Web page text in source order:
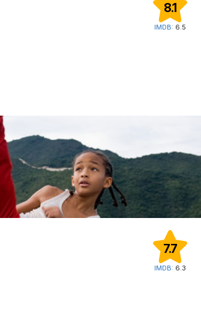
8.1
IMDB: 6.5
7.7
IMDB: 6.3